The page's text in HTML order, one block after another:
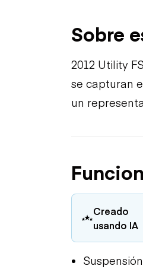
Sobre
2012 Utility
se capturan
un
Creado
usando IA